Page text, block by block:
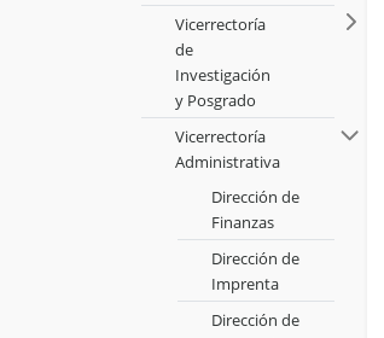
Vicerrectoría
de
Investigación
y Posgrado
Vicerrectoría
Administrativa
Dirección de
Finanzas
Dirección de
Imprenta
Dirección de